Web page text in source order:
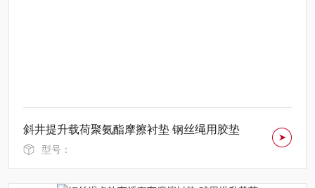
斜井提升载荷聚氨酯摩擦衬垫 钢丝绳用胶垫
型号：